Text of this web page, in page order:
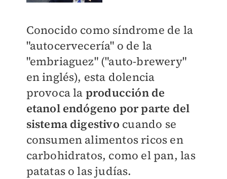
Conocido como síndrome de la
"autocervecería" o de la
"embriaguez" ("auto-brewery"
en inglés), esta dolencia
provoca la producción de
etanol endógeno por parte del
sistema digestivo cuando se
consumen alimentos ricos en
carbohidratos, como el pan, las
patatas o las judías.